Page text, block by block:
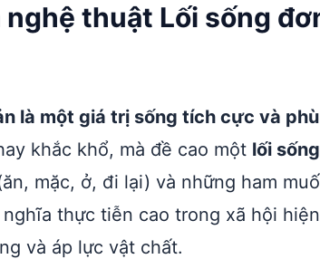
nghệ thuật Lối sống
là một giá trị sống tích cực và
khắc khổ, mà đề cao một lối
mặc, ở, đi lại) và những ham
thực tiễn cao trong xã hội
và áp lực vật chất.